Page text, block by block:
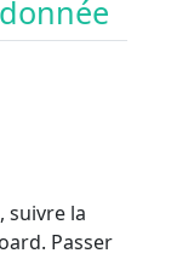
suivre la
Passer